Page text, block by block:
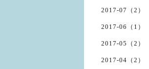
2017-07（2）
2017-06（1）
2017-05（2）
2017-04（2）